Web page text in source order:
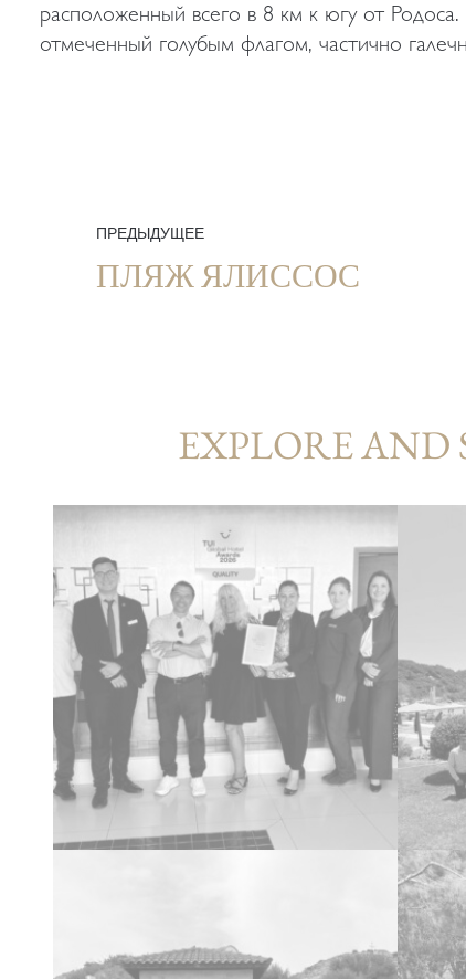
расположенный всего в 8 км к югу от
отмеченный голубым флагом, частично
ПРЕДЫДУЩЕЕ
ПЛЯЖ ЯЛИССОС
EXPLORE AND